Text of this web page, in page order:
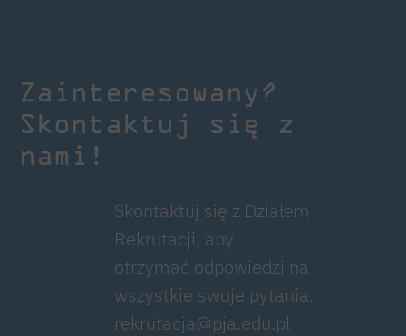
Zainteresowany?
Skontaktuj się z
nami!
Skontaktuj się z Działem
Rekrutacji, aby
otrzymać odpowiedzi na
wszystkie swoje pytania.
rekrutacja@pja.edu.pl